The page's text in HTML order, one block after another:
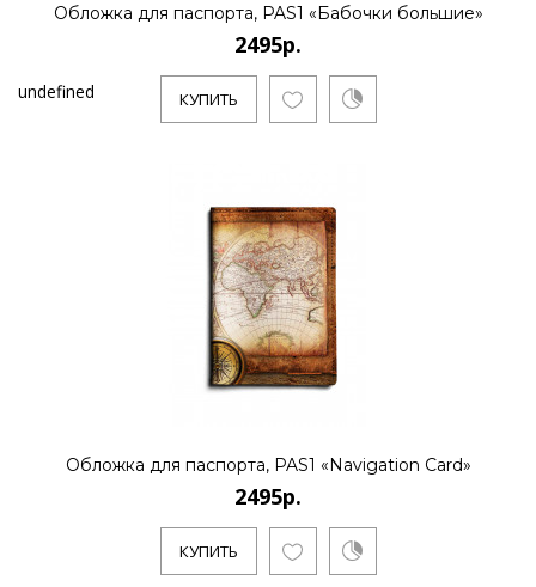
Обложка для паспорта, PAS1 «Бабочки большие»
2495р.
КУПИТЬ
undefined
Обложка для паспорта, PAS1 «Navigation Card»
2495р.
КУПИТЬ